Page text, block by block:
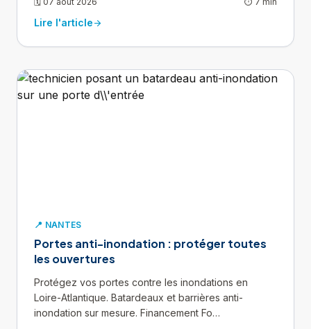
Lire l'articlearrow_forward
📍 NANTES
Portes anti-inondation : protéger toutes
les ouvertures
Protégez vos portes contre les inondations en
Loire-Atlantique. Batardeaux et barrières anti-
inondation sur mesure. Financement Fo…